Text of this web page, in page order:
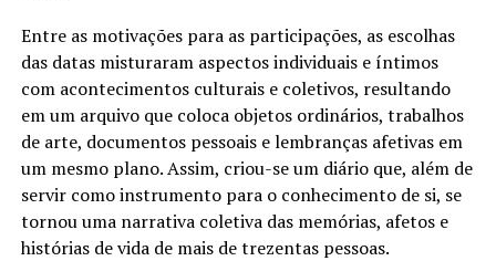
Entre as motivações para as participações, as escolhas
das datas misturaram aspectos individuais e íntimos
com acontecimentos culturais e coletivos, resultando
em um arquivo que coloca objetos ordinários, trabalhos
de arte, documentos pessoais e lembranças afetivas em
um mesmo plano. Assim, criou-se um diário que, além de
servir como instrumento para o conhecimento de si, se
tornou uma narrativa coletiva das memórias, afetos e
histórias de vida de mais de trezentas pessoas.